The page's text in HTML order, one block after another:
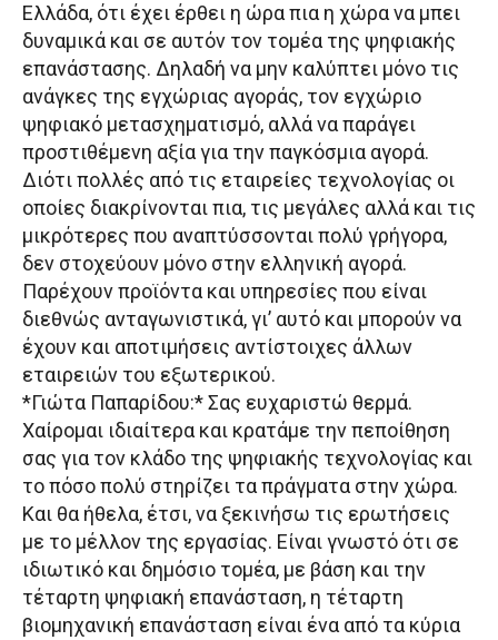
Ελλάδα, ότι έχει έρθει η ώρα πια η χώρα να μπει
δυναμικά και σε αυτόν τον τομέα της ψηφιακής
επανάστασης. Δηλαδή να μην καλύπτει μόνο τις
ανάγκες της εγχώριας αγοράς, τον εγχώριο
ψηφιακό μετασχηματισμό, αλλά να παράγει
προστιθέμενη αξία για την παγκόσμια αγορά.
Διότι πολλές από τις εταιρείες τεχνολογίας οι
οποίες διακρίνονται πια, τις μεγάλες αλλά και τις
μικρότερες που αναπτύσσονται πολύ γρήγορα,
δεν στοχεύουν μόνο στην ελληνική αγορά.
Παρέχουν προϊόντα και υπηρεσίες που είναι
διεθνώς ανταγωνιστικά, γι’ αυτό και μπορούν να
έχουν και αποτιμήσεις αντίστοιχες άλλων
εταιρειών του εξωτερικού.
*Γιώτα Παπαρίδου:* Σας ευχαριστώ θερμά.
Χαίρομαι ιδιαίτερα και κρατάμε την πεποίθηση
σας για τον κλάδο της ψηφιακής τεχνολογίας και
το πόσο πολύ στηρίζει τα πράγματα στην χώρα.
Και θα ήθελα, έτσι, να ξεκινήσω τις ερωτήσεις
με το μέλλον της εργασίας. Είναι γνωστό ότι σε
ιδιωτικό και δημόσιο τομέα, με βάση και την
τέταρτη ψηφιακή επανάσταση, η τέταρτη
βιομηχανική επανάσταση είναι ένα από τα κύρια